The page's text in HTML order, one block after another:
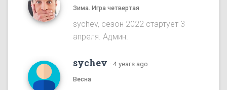
Зима. Игра четвертая
sychev, сезон 2022 стартует 3
апреля. Админ.
sychev · 4 years ago
Весна